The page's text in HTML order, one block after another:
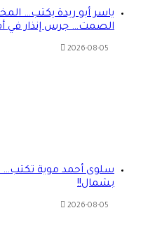
ياسر أبو ريدة يكتب…
الصمت… جرس إنذار في أم
2026-08-05
سلوى أحمد موية تكتب…
بشمال!!
2026-08-05